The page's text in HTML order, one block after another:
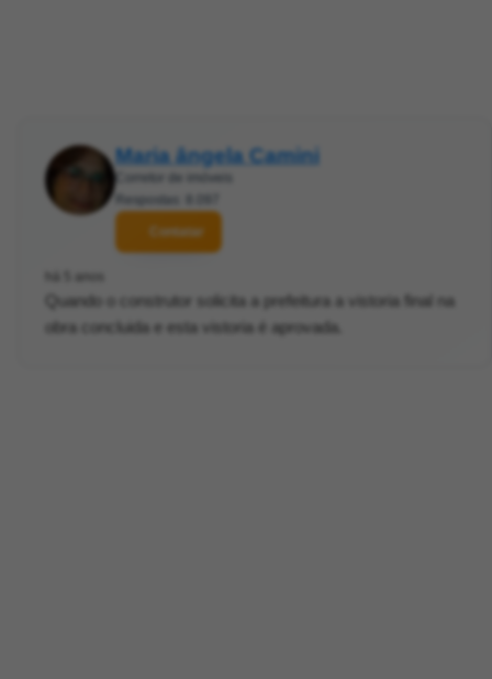
Maria ângela Camini
Corretor de imóveis
Respostas: 8.097
Contatar
há 5 anos
Quando o construtor solicita a prefeitura a vistoria final na
obra concluida e esta vistoria é aprovada.